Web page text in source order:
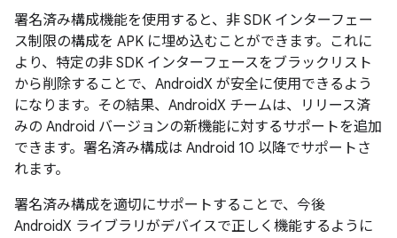
署名済み構成機能を使用すると、非 SDK インターフェー
ス制限の構成を APK に埋め込むことができます。これに
より、特定の非 SDK インターフェースをブラックリスト
から削除することで、AndroidX が安全に使用できるよう
になります。その結果、AndroidX チームは、リリース済
みの Android バージョンの新機能に対するサポートを追加
できます。署名済み構成は Android 10 以降でサポートさ
れます。
署名済み構成を適切にサポートすることで、今後
AndroidX ライブラリがデバイスで正しく機能するように